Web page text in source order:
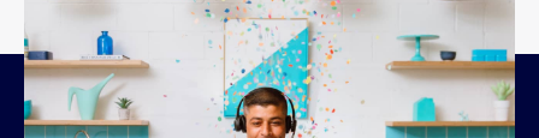
Zoom Events 시작하기